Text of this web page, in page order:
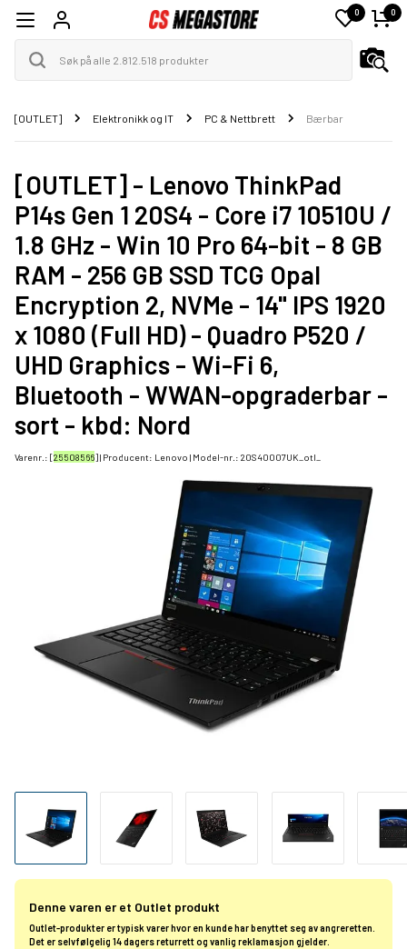
0 0
[OUTLET] Elektronikk og IT PC & Nettbrett Bærbar
[OUTLET] - Lenovo ThinkPad
P14s Gen 1 20S4 - Core i7 10510U /
1.8 GHz - Win 10 Pro 64-bit - 8 GB
RAM - 256 GB SSD TCG Opal
Encryption 2, NVMe - 14" IPS 1920
x 1080 (Full HD) - Quadro P520 /
UHD Graphics - Wi-Fi 6,
Bluetooth - WWAN-opgraderbar -
sort - kbd: Nord
Varenr.: [25508566] | Producent: Lenovo | Model-nr.: 20S40007UK_otl_
Denne varen er et Outlet produkt
Outlet-produkter er typisk varer hvor en kunde har benyttet seg av angreretten.
Det er selvfølgelig 14 dagers returrett og vanlig reklamasjon gjelder.